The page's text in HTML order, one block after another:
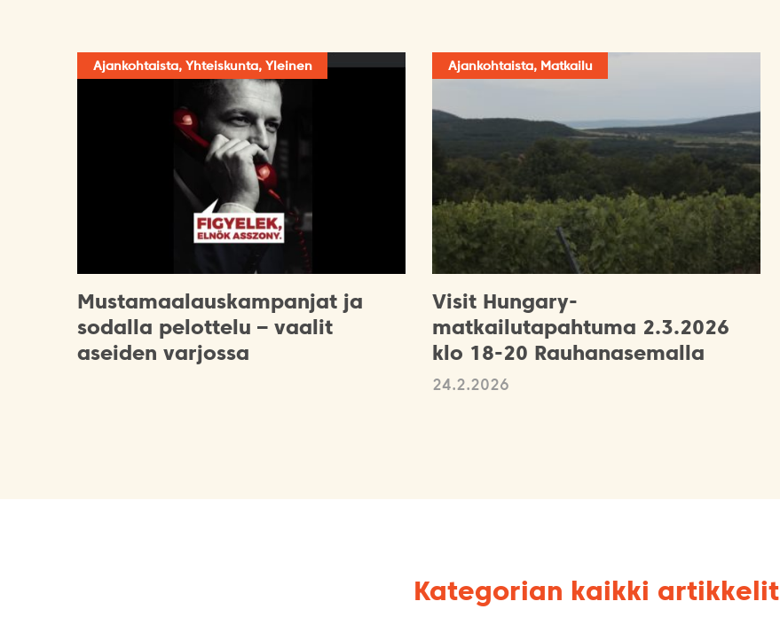
Ajankohtaista, Yhteiskunta, Yleinen
Mustamaalauskampanjat ja
sodalla pelottelu – vaalit
aseiden varjossa
Ajankohtaista, Matkailu
Visit Hungary-
matkailutapahtuma 2.3.2026
klo 18-20 Rauhanasemalla
24.2.2026
Kategorian kaikki artikkelit